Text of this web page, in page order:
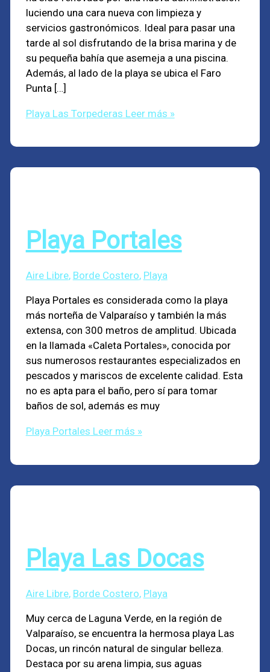
luciendo una cara nueva con limpieza y
servicios gastronómicos. Ideal para pasar una
tarde al sol disfrutando de la brisa marina y de
su pequeña bahía que asemeja a una piscina.
Además, al lado de la playa se ubica el Faro
Punta […]
Playa Las Torpederas Leer más »
Playa Portales
Aire Libre, Borde Costero, Playa
Playa Portales es considerada como la playa
más norteña de Valparaíso y también la más
extensa, con 300 metros de amplitud. Ubicada
en la llamada «Caleta Portales», conocida por
sus numerosos restaurantes especializados en
pescados y mariscos de excelente calidad. Esta
no es apta para el baño, pero sí para tomar
baños de sol, además es muy
Playa Portales Leer más »
Playa Las Docas
Aire Libre, Borde Costero, Playa
Muy cerca de Laguna Verde, en la región de
Valparaíso, se encuentra la hermosa playa Las
Docas, un rincón natural de singular belleza.
Destaca por su arena limpia, sus aguas